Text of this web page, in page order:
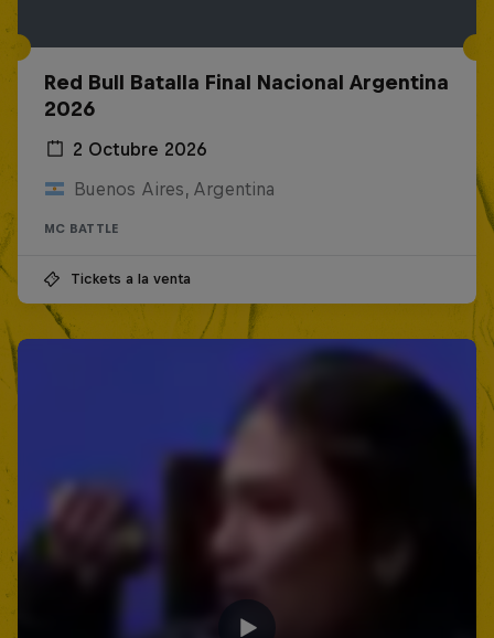
Red Bull Batalla Final Nacional Argentina
2026
2 Octubre 2026
Buenos Aires, Argentina
MC BATTLE
Tickets a la venta